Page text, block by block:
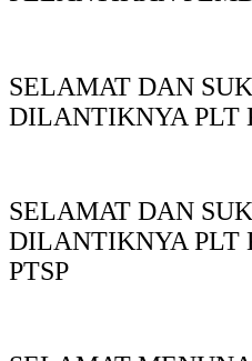
SELAMAT DAN
DILANTIKNYA PLT
SELAMAT DAN
DILANTIKNYA PLT
PTSP